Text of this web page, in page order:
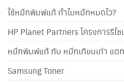
ใช้หมึกพิมพ์แท้ ทำไมหมึกหมดไว?
HP Planet Partners โครงการรีไ
หมึกพิมพ์แท้ กับ หมึกเทียบเท่า แต
Samsung Toner